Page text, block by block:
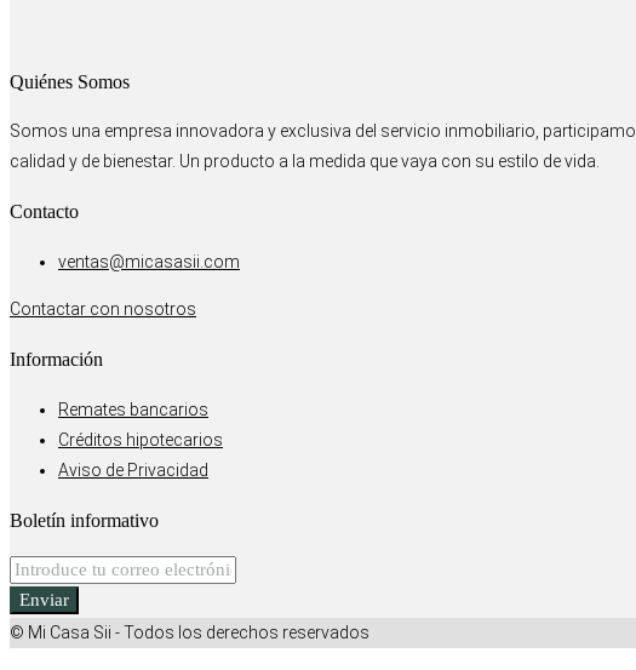
Quiénes Somos
Somos una empresa innovadora y exclusiva del servicio inmobiliario,
calidad y de bienestar. Un producto a la medida que vaya con su estilo de vida.
Contacto
ventas@micasasii.com
Contactar con nosotros
Información
Remates bancarios
Créditos hipotecarios
Aviso de Privacidad
Boletín informativo
Enviar
© Mi Casa Sii - Todos los derechos reservados